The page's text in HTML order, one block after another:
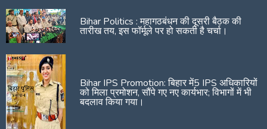
Bihar Politics : महागठबंधन की दूसरी बैठक की
तारीख तय, इस फॉर्मूले पर हो सकती है चर्चा।
Bihar IPS Promotion: बिहार में5 IPS अधिकारियों
को मिला प्रमोशन, सौंपे गए नए कार्यभार; विभागों में भी
बदलाव किया गया।